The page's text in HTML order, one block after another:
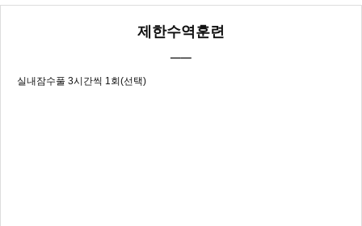
제한수역훈련
──
실내잠수풀 3시간씩 1회(선택)